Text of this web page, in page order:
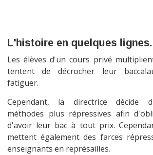
L'histoire en quelques
Les élèves d'un cours privé
tentent de décrocher leur
fatiguer.
Cependant, la directrice décide
méthodes plus répressives afin
d'avoir leur bac à tout prix.
mettent également des farces
enseignants en représailles.